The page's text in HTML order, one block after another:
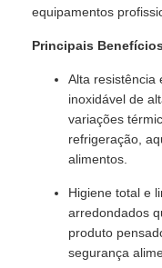
equipamentos
Principais
Alta resistência
inoxidável de
variações
refrigeração,
alimentos.
Higiene total e
arredondados
produto
segurança